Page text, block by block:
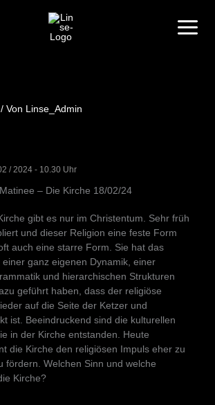
Von Linse_Admin
/ 2024 - 10.30 Uhr
– Die Kirche 18/02/24
gibt es nur im Christentum. Sehr früh
und dieser Religion eine feste Form
auch eine starre Form. Sie hat das
ganz eigenen Dynamik, einer
und hierarchischen Strukturen
geführt haben, dass der religiöse
auf die Seite der Ketzer und
ist. Beeindruckend sind die kulturellen
in der Kirche entstanden. Heute
die Kirche den religiösen Impuls eher zu
fördern. Welchen Sinn und welche
Kirche?